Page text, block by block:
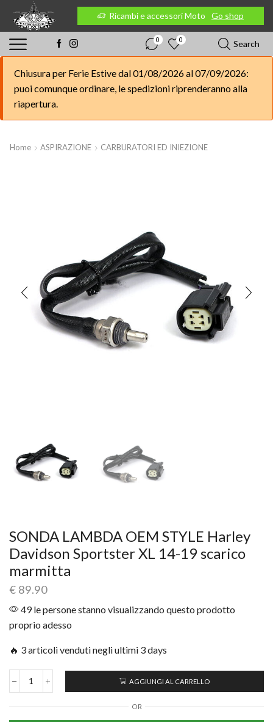
Go shop Ricambi e accessori Moto Go shop
0 0 Search
Chiusura per Ferie Estive dal 01/08/2026 al 07/09/2026:
puoi comunque ordinare, le spedizioni riprenderanno alla
riapertura.
Home ASPIRAZIONE CARBURATORI ED INIEZIONE
SONDA LAMBDA OEM STYLE Harley
Davidson Sportster XL 14-19 scarico
marmitta
€ 89.90
49 le persone stanno visualizzando questo prodotto
proprio adesso
🔥 3 articoli venduti negli ultimi 3 days
AGGIUNGI AL CARRELLO
OR